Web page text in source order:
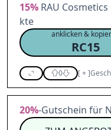
15% RAU
kte
anklicken &
RC15
0 [+]
20%-Gutschein für